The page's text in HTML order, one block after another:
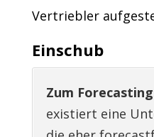
Vertriebler
Einschub
Zum
existiert eine